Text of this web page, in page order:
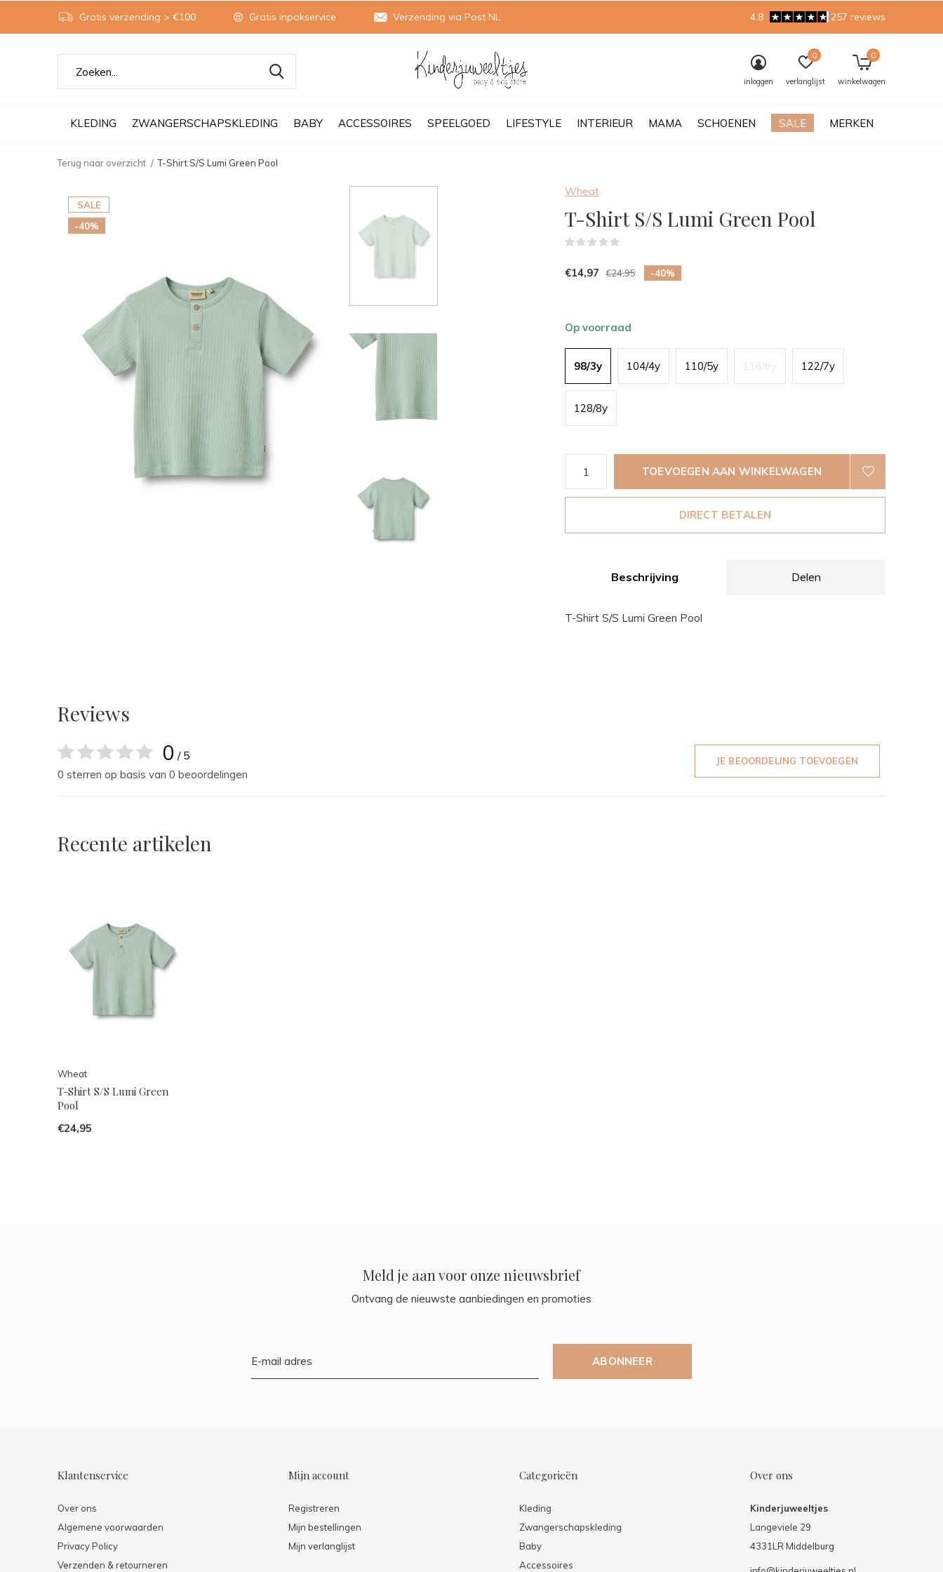
KLEDING ZWANGERSCHAPSKLEDING BABY ACCESSOIRES SPEELGOED LIFESTYLE INTERIEUR MAMA SCHOENEN SALE MERKEN
inloggen verlanglijst
0
winkelwagen
0
Gratis verzending > €100 Gratis inpakservice Verzending via Post NL 4.8 257 reviews
Terug naar overzicht T-Shirt S/S Lumi Green Pool
SALE
-40%
Wheat
T-Shirt S/S Lumi Green Pool
€14,97 €24,95 -40%
Op voorraad
98/3y 104/4y 110/5y 116/6y 122/7y
128/8y
TOEVOEGEN AAN WINKELWAGEN
DIRECT BETALEN
Beschrijving Delen
T-Shirt S/S Lumi Green Pool
Reviews
0 / 5
0 sterren op basis van 0 beoordelingen
JE BEOORDELING TOEVOEGEN
Recente artikelen
Wheat
T-Shirt S/S Lumi Green
Pool
€24,95
Meld je aan voor onze nieuwsbrief
Ontvang de nieuwste aanbiedingen en promoties
ABONNEER
Klantenservice
Over ons
Algemene voorwaarden
Privacy Policy
Verzenden & retourneren
Mijn account
Registreren
Mijn bestellingen
Mijn verlanglijst
Categorieën
Kleding
Zwangerschapskleding
Baby
Accessoires
Over ons
Kinderjuweeltjes
Langeviele 29
4331LR Middelburg